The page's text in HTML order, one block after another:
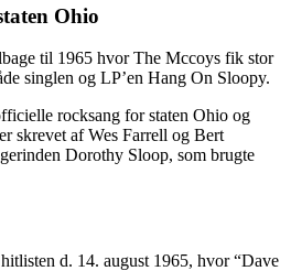
Ohio
til 1965 hvor The Mccoys fik stor
singlen og LP’en Hang On Sloopy.
rocksang for staten Ohio og
skrevet af Wes Farrell og Bert
Dorothy Sloop, som brugte
d. 14. august 1965, hvor “Dave